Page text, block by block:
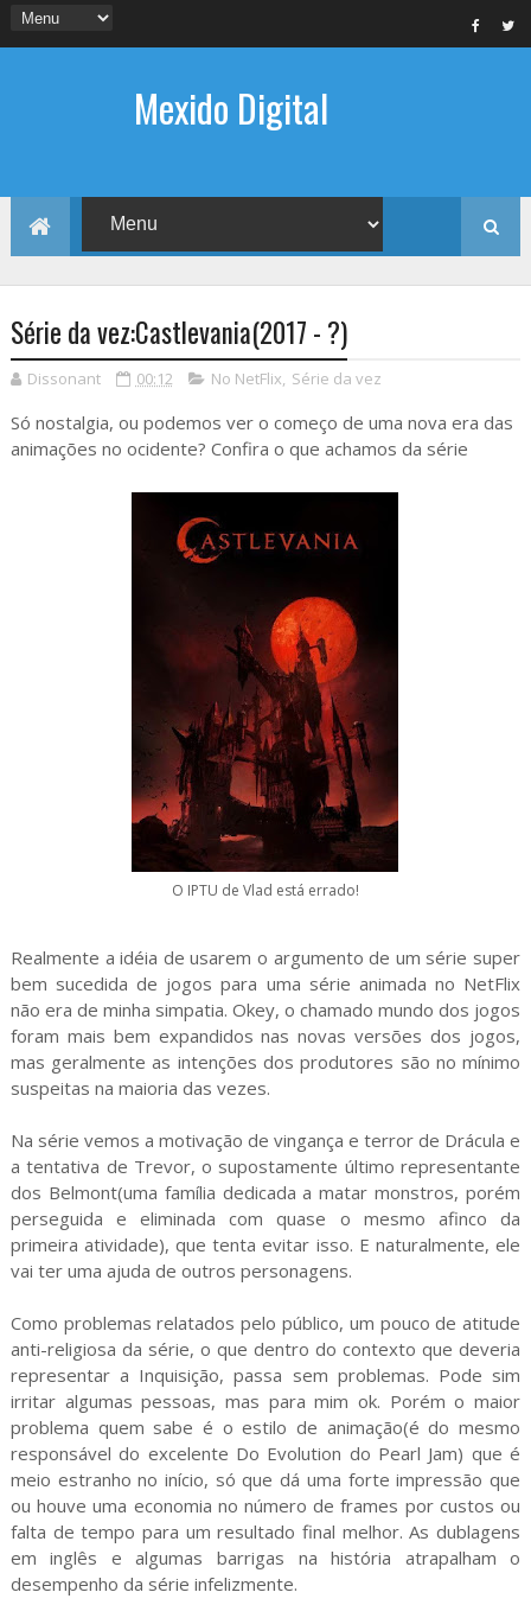
Mexido Digital
Série da vez:Castlevania(2017 - ?)
Dissonant 00:12 No NetFlix, Série da vez
Só nostalgia, ou podemos ver o começo de uma nova era das
animações no ocidente? Confira o que achamos da série
O IPTU de Vlad está errado!
Realmente a idéia de usarem o argumento de um série super
bem sucedida de jogos para uma série animada no NetFlix
não era de minha simpatia. Okey, o chamado mundo dos jogos
foram mais bem expandidos nas novas versões dos jogos,
mas geralmente as intenções dos produtores são no mínimo
suspeitas na maioria das vezes.
Na série vemos a motivação de vingança e terror de Drácula e
a tentativa de Trevor, o supostamente último representante
dos Belmont(uma família dedicada a matar monstros, porém
perseguida e eliminada com quase o mesmo afinco da
primeira atividade), que tenta evitar isso. E naturalmente, ele
vai ter uma ajuda de outros personagens.
Como problemas relatados pelo público, um pouco de atitude
anti-religiosa da série, o que dentro do contexto que deveria
representar a Inquisição, passa sem problemas. Pode sim
irritar algumas pessoas, mas para mim ok. Porém o maior
problema quem sabe é o estilo de animação(é do mesmo
responsável do excelente Do Evolution do Pearl Jam) que é
meio estranho no início, só que dá uma forte impressão que
ou houve uma economia no número de frames por custos ou
falta de tempo para um resultado final melhor. As dublagens
em inglês e algumas barrigas na história atrapalham o
desempenho da série infelizmente.